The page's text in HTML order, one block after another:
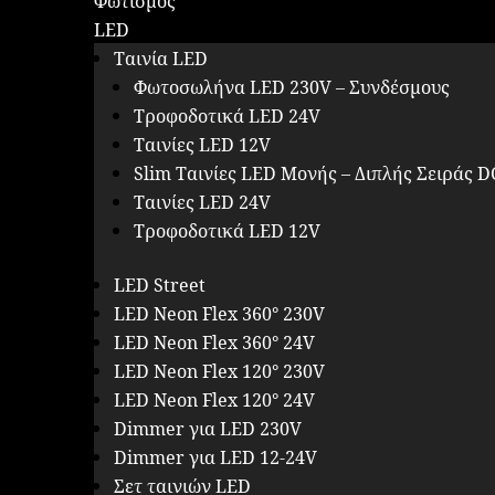
LED
Ταινία LED
Φωτοσωλήνα LED 230V – Συνδέσμους
Τροφοδοτικά LED 24V
Ταινίες LED 12V
Slim Ταινίες LED Μονής – Διπλής Σειράς
Ταινίες LED 24V
Τροφοδοτικά LED 12V
LED Street
LED Neon Flex 360° 230V
LED Neon Flex 360° 24V
LED Neon Flex 120° 230V
LED Neon Flex 120° 24V
Dimmer για LED 230V
Dimmer για LED 12-24V
Σετ ταινιών LED